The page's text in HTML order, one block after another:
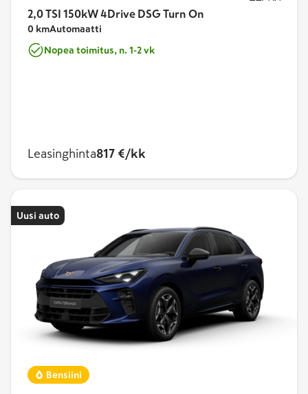
2,0 TSI 150kW 4Drive DSG Turn On
0 kmAutomaatti
Nopea toimitus, n. 1-2 vk
Leasinghinta817 €/kk
Uusi auto
Bensiini